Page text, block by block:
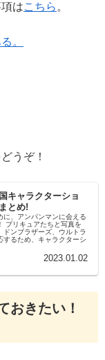
はこちら 。
。
うぞ！
キャラクターショ
とめ!
に、アンパンマンに会える
プリキュアたちと写真を
ドンブラザーズ、ウルトラ
るため、キャラクターシ
2023.01.02
おきたい！